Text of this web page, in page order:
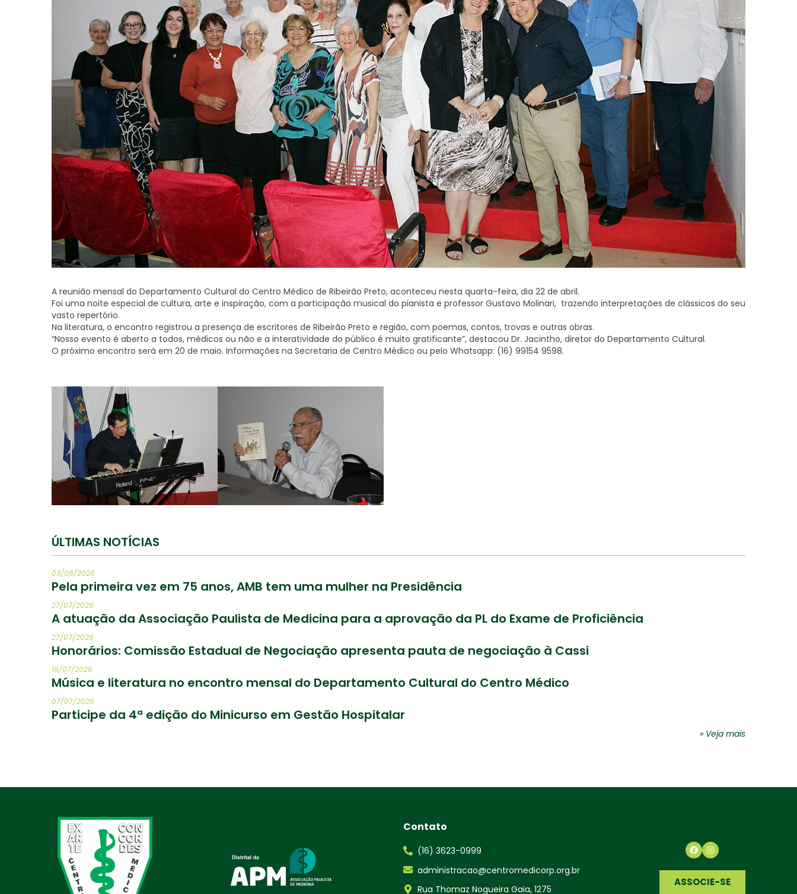
A reunião mensal do Departamento Cultural do Centro Médico de Ribeirão Preto, aconteceu nesta quarta-feira, dia 22 de abril.
Foi uma noite especial de cultura, arte e inspiração, com a participação musical do pianista e professor Gustavo Molinari, trazendo interpretações de clássicos do seu
vasto repertório.
Na literatura, o encontro registrou a presença de escritores de Ribeirão Preto e região, com poemas, contos, trovas e outras obras.
“Nosso evento é aberto a todos, médicos ou não e a interatividade do público é muito gratificante”, destacou Dr. Jacintho, diretor do Departamento Cultural.
O próximo encontro será em 20 de maio. Informações na Secretaria de Centro Médico ou pelo Whatsapp: (16) 99154 9598.
ÚLTIMAS NOTÍCIAS
03/08/2026
Pela primeira vez em 75 anos, AMB tem uma mulher na Presidência
27/07/2026
A atuação da Associação Paulista de Medicina para a aprovação da PL do Exame de Proficiência
27/07/2026
Honorários: Comissão Estadual de Negociação apresenta pauta de negociação à Cassi
16/07/2026
Música e literatura no encontro mensal do Departamento Cultural do Centro Médico
07/07/2026
Participe da 4ª edição do Minicurso em Gestão Hospitalar
» Veja mais
Contato
(16) 3623-0999
administracao@centromedicorp.org.br
Rua Thomaz Nogueira Gaia, 1275
ASSOCIE-SE